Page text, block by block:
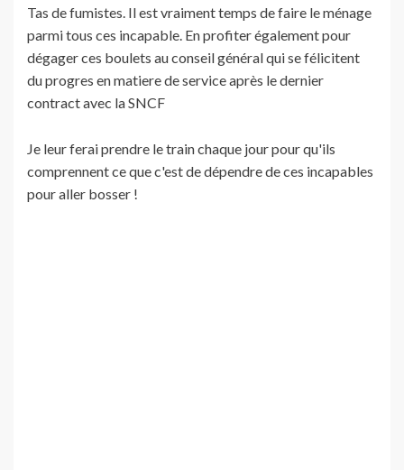
Tas de fumistes. Il est vraiment temps de faire le ménage
parmi tous ces incapable. En profiter également pour
dégager ces boulets au conseil général qui se félicitent
du progres en matiere de service après le dernier
contract avec la SNCF
Je leur ferai prendre le train chaque jour pour qu'ils
comprennent ce que c'est de dépendre de ces incapables
pour aller bosser !